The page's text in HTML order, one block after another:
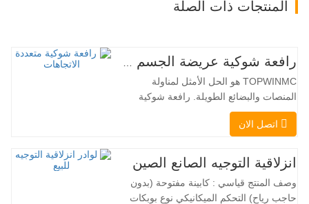
المنتجات ذات الصلة
TOPWINMC هو الحل الأمثل لمناولة
المنصات والبضائع الطويلة. رافعة شوكية
ثنائية الاستخدام، تجمع بين مزايا الرافعة
الشوكية والرافعة الجانبية. محركها الكهربائي
بزاوية 360 درجة، يُمكّنان من تغيير الاتجاه
بسلاسة دون انقطاع في تدفق الحمولة، مما
يجعل TOPWINMC…
اتصل الان
انزلاقية التوجيه الصانع الصين
وصف المنتج قياسي : كابينة مفتوحة (بدون
حاجب رياح) التحكم الميكانيكي نوع بوبكات